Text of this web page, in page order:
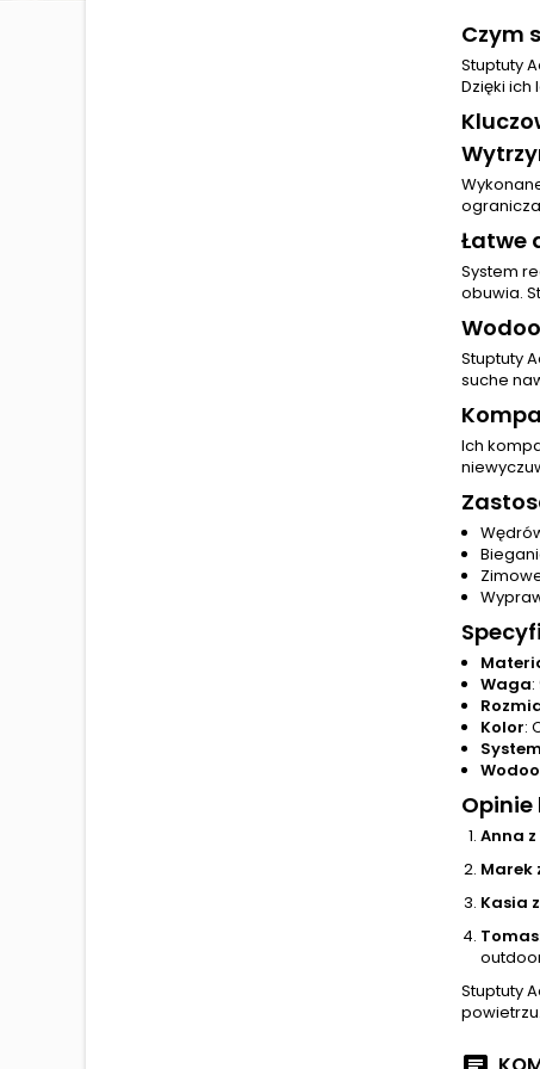
Czym
Stuptuty
Dzięki
Łatwe
System
obuwia.
Stuptuty
suche
Ich
Waga
Kolor:
Anna
Marek
Kasia
Stuptuty